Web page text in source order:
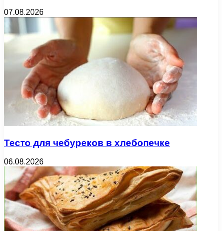
07.08.2026
Тесто для чебуреков в хлебопечке
06.08.2026